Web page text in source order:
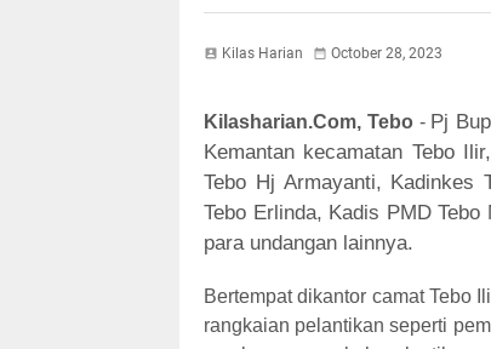
Kilas Harian October 28, 2023
Kilasharian.Com, Tebo- Pj
Kemantan kecamatan Tebo
Tebo Hj Armayanti, Kadinkes
Tebo Erlinda, Kadis PMD
para undangan lainnya.
Bertempat dikantor camat Tebo
rangkaian pelantikan seperti